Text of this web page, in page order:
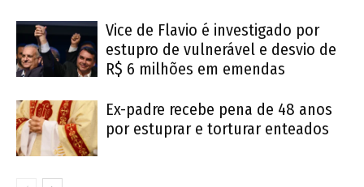
Vice de Flavio é investigado por
estupro de vulnerável e desvio de
R$ 6 milhões em emendas
Ex-padre recebe pena de 48 anos
por estuprar e torturar enteados